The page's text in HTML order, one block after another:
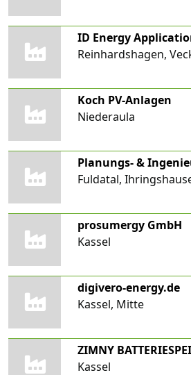
ID Energy
Reinhardshagen,
Koch PV-Anlagen
Niederaula
Planungs- &
Fuldatal,
prosumergy GmbH
Kassel
digivero-energy.de
Kassel, Mitte
ZIMNY
Kassel